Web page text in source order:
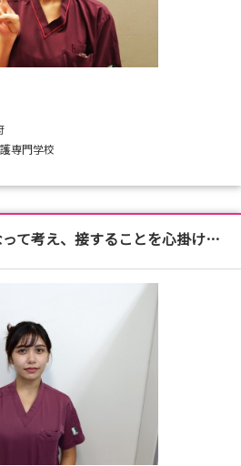
専門学校
え、接することを心掛けています。